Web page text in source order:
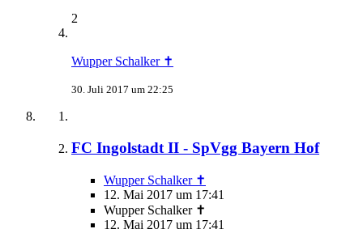
2
Wupper Schalker ✝
30. Juli 2017 um 22:25
FC Ingolstadt II - SpVgg Bayern Hof
Wupper Schalker ✝
12. Mai 2017 um 17:41
Wupper Schalker ✝
12. Mai 2017 um 17:41